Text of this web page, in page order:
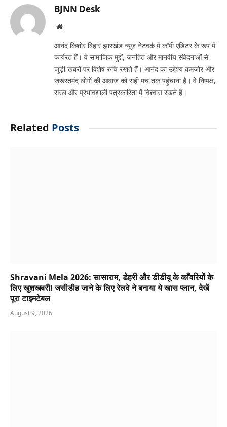
BJNN Desk
Website
आनंद किशोर बिहार झारखंड न्यूज़ नेटवर्क में कॉपी एडिटर के रूप में
कार्यरत हैं। वे सामाजिक मुद्दों, जनहित और मानवीय संवेदनाओं से
जुड़ी खबरों पर विशेष रुचि रखते हैं। आनंद का उद्देश्य कमजोर और
जरूरतमंद लोगों की आवाज को सही मंच तक पहुंचाना है। वे निष्पक्ष,
सरल और प्रभावशाली पत्रकारिता में विश्वास रखते हैं।
Related Posts
Shravani Mela 2026: सासाराम, डेहरी और डीडीयू के काँवरियों के
लिए खुशखबरी! जसीडीह जाने के लिए रेलवे ने बनाया ये खास प्लान, देखें
पूरा टाइमटेबल
August 9, 2026